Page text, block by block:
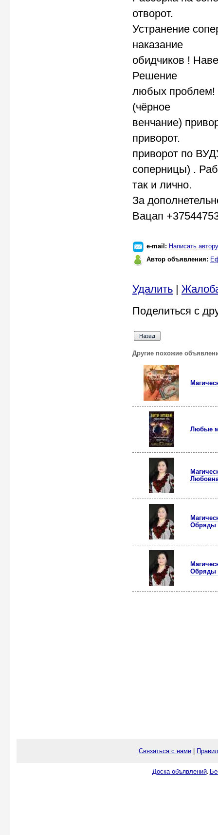
отворот.
Устранение
наказание
обидчиков !
Решение
любых проблем!
(чёрное
венчание)
приворот.
приворот по
соперницы) .
так и лично.
За
Вацап
e-mail: Написать автору
Автор объявления:
Удалить |
Поделиться с
Другие похожие
Любые
Обряды
Обряды
Связаться с нами
Доска объявлений.